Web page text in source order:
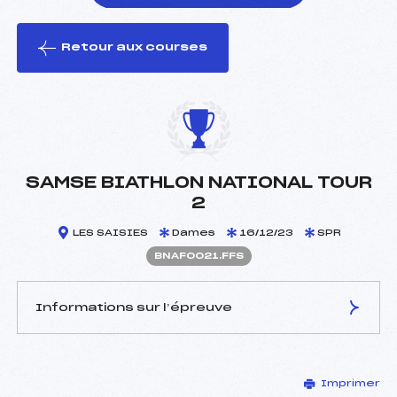
le ski
Retour aux courses
SAMSE BIATHLON NATIONAL TOUR
2
LES SAISIES Dames 16/12/23 SPR
BNAF0021.FFS
Informations sur l’épreuve
DUPUIS CHRISTOPHE
Imprimer